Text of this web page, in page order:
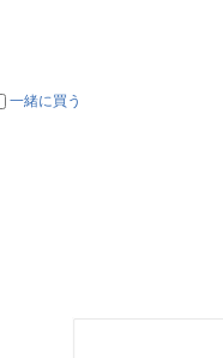
一緒に買う